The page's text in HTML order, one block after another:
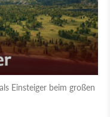
Einsteiger beim großen